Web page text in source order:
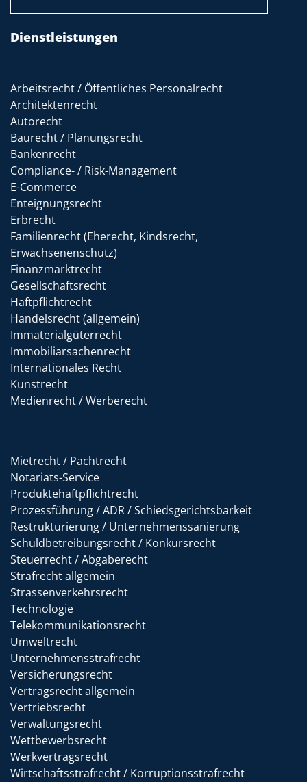
Dienstleistungen
Arbeitsrecht / Öffentliches Personalrecht
Architektenrecht
Autorecht
Baurecht / Planungsrecht
Bankenrecht
Compliance- / Risk-Management
E-Commerce
Enteignungsrecht
Erbrecht
Familienrecht (Eherecht, Kindsrecht,
Erwachsenenschutz)
Finanzmarktrecht
Gesellschaftsrecht
Haftpflichtrecht
Handelsrecht (allgemein)
Immaterialgüterrecht
Immobiliarsachenrecht
Internationales Recht
Kunstrecht
Medienrecht / Werberecht
Mietrecht / Pachtrecht
Notariats-Service
Produktehaftpflichtrecht
Prozessführung / ADR / Schiedsgerichtsbarkeit
Restrukturierung / Unternehmenssanierung
Schuldbetreibungsrecht / Konkursrecht
Steuerrecht / Abgaberecht
Strafrecht allgemein
Strassenverkehrsrecht
Technologie
Telekommunikationsrecht
Umweltrecht
Unternehmensstrafrecht
Versicherungsrecht
Vertragsrecht allgemein
Vertriebsrecht
Verwaltungsrecht
Wettbewerbsrecht
Werkvertragsrecht
Wirtschaftsstrafrecht / Korruptionsstrafrecht